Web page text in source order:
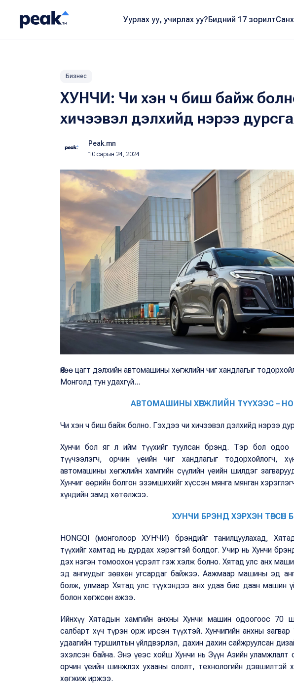
Уурлах уу, учирлах уу?Бидний 17 зорилт
Бизнес
ХУНЧИ: Чи хэн ч биш байж
хичээвэл дэлхийд нэрээ
Peak.mn
10 сарын 24, 2024
Өнөө цагт дэлхийн автомашины хөгжлийн чиг хандлагыг
Монголд тун удахгүй...
АВТОМАШИНЫ ХӨГЖЛИЙН ТҮҮХЭЭС –
Чи хэн ч биш байж болно. Гэхдээ чи хичээвэл дэлхийд нэрээ
Хунчи бол яг л ийм түүхийг туулсан брэнд. Тэр бол одоо
түүчээлэгч, орчин үеийн чиг хандлагыг тодорхойлогч,
автомашины хөгжлийн хамгийн сүүлийн үеийн шилдэг
Хунчиг өөрийн болгон эзэмшихийг хүссэн мянга мянган
хүндийн замд хөтөлжээ.
ХУНЧИ БРЭНД ХЭРХЭН ТӨРСӨН
HONGQI (монголоор ХУНЧИ) брэндийг танилцуулахад,
түүхийг хамтад нь дурдах хэрэгтэй болдог. Учир нь Хунчи
дэх нэгэн томоохон үсрэлт гэж хэлж болно. Хятад улс анх
эд ангиудыг зөвхөн угсардаг байжээ. Аажмаар машины эд
болж, улмаар Хятад улс түүхэндээ анх удаа бие даан машин
болон хөгжсөн ажээ.
Ийнхүү Хятадын хамгийн анхны Хунчи машин одоогоос 70
салбарт хүч түрэн орж ирсэн түүхтэй. Хунчигийн анхны
удаагийн туршилтын үйлдвэрлэл, дахин дахин сайжруулсан
эхэлсэн байна. Энэ үеэс хойш Хунчи нь Зүүн Азийн
орчин үеийн шинжлэх ухааны ололт, технологийн дэвшилтэй
хөгжиж иржээ.